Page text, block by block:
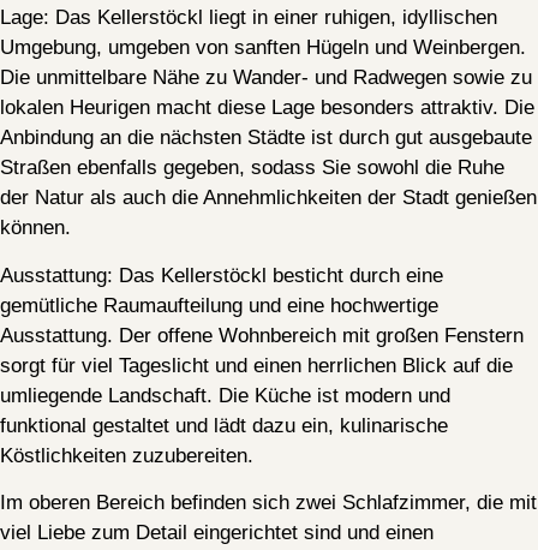
Lage: Das Kellerstöckl liegt in einer ruhigen, idyllischen
Umgebung, umgeben von sanften Hügeln und Weinbergen.
Die unmittelbare Nähe zu Wander- und Radwegen sowie zu
lokalen Heurigen macht diese Lage besonders attraktiv. Die
Anbindung an die nächsten Städte ist durch gut ausgebaute
Straßen ebenfalls gegeben, sodass Sie sowohl die Ruhe
der Natur als auch die Annehmlichkeiten der Stadt genießen
können.
Ausstattung: Das Kellerstöckl besticht durch eine
gemütliche Raumaufteilung und eine hochwertige
Ausstattung. Der offene Wohnbereich mit großen Fenstern
sorgt für viel Tageslicht und einen herrlichen Blick auf die
umliegende Landschaft. Die Küche ist modern und
funktional gestaltet und lädt dazu ein, kulinarische
Köstlichkeiten zuzubereiten.
Im oberen Bereich befinden sich zwei Schlafzimmer, die mit
viel Liebe zum Detail eingerichtet sind und einen